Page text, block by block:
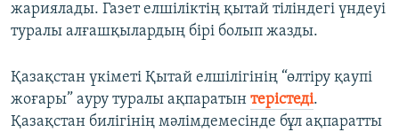
жариялады. Газет елшіліктің қытай тіліндегі үндеуі
туралы алғашқылардың бірі болып жазды.
Қазақстан үкіметі Қытай елшілігінің “өлтіру қаупі
жоғары” ауру туралы ақпаратын терістеді.
Қазақстан билігінің мәлімдемесінде бұл ақпаратты